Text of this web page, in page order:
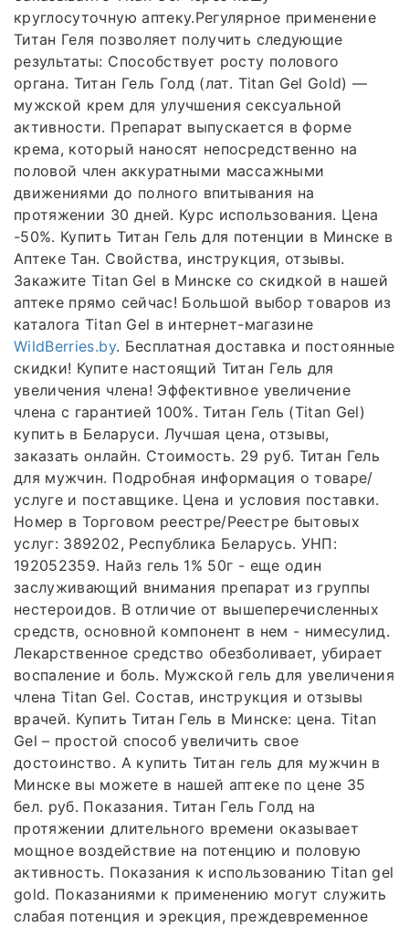
круглосуточную аптеку.Регулярное применение
Титан Геля позволяет получить следующие
результаты: Способствует росту полового
органа. Титан Гель Голд (лат. Titan Gel Gold) —
мужской крем для улучшения сексуальной
активности. Препарат выпускается в форме
крема, который наносят непосредственно на
половой член аккуратными массажными
движениями до полного впитывания на
протяжении 30 дней. Курс использования. Цена
-50%. Купить Титан Гель для потенции в Минске в
Аптеке Тан. Свойства, инструкция, отзывы.
Закажите Titan Gel в Минске со скидкой в нашей
аптеке прямо сейчас! Большой выбор товаров из
каталога Titan Gel в интернет-магазине
WildBerries.by. Бесплатная доставка и постоянные
скидки! Купите настоящий Титан Гель для
увеличения члена! Эффективное увеличение
члена с гарантией 100%. Титан Гель (Titan Gel)
купить в Беларуси. Лучшая цена, отзывы,
заказать онлайн. Стоимость. 29 руб. Титан Гель
для мужчин. Подробная информация о товаре/
услуге и поставщике. Цена и условия поставки.
Номер в Торговом реестре/Реестре бытовых
услуг: 389202, Республика Беларусь. УНП:
192052359. Найз гель 1% 50г - еще один
заслуживающий внимания препарат из группы
нестероидов. В отличие от вышеперечисленных
средств, основной компонент в нем - нимесулид.
Лекарственное средство обезболивает, убирает
воспаление и боль. Мужской гель для увеличения
члена Titan Gel. Состав, инструкция и отзывы
врачей. Купить Титан Гель в Минске: цена. Titan
Gel – простой способ увеличить свое
достоинство. А купить Титан гель для мужчин в
Минске вы можете в нашей аптеке по цене 35
бел. руб. Показания. Титан Гель Голд на
протяжении длительного времени оказывает
мощное воздействие на потенцию и половую
активность. Показания к использованию Titan gel
gold. Показаниями к применению могут служить
слабая потенция и эрекция, преждевременное